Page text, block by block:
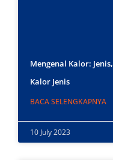
Mengenal Kalor:
Kalor Jenis
BACA SELENGKAPNYA
10 July 2023